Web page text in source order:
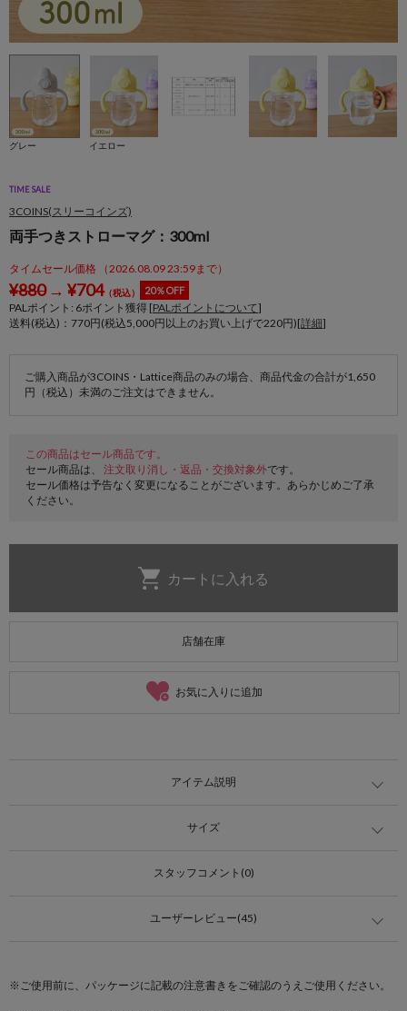
グレー イエロー
TIME SALE
3COINS(スリーコインズ)
両手つきストローマグ：300ml
タイムセール価格 （2026.08.09 23:59まで）
¥880→ ¥704（税込） 20％OFF
PALポイント: 6ポイント獲得 [PALポイントについて]
送料(税込)：770円(税込5,000円以上のお買い上げで220円)[詳細]
ご購入商品が3COINS・Lattice商品のみの場合、商品代金の合計が1,650
円（税込）未満のご注文はできません。
この商品はセール商品です。
セール商品は、 注文取り消し・返品・交換対象外です。
セール価格は予告なく変更になることがございます。あらかじめご了承
ください。
店舗在庫
お気に入りに追加
アイテム説明
サイズ
スタッフコメント(0)
ユーザーレビュー(45)
※ご使用前に、パッケージに記載の注意書きをご確認のうえご使用ください。